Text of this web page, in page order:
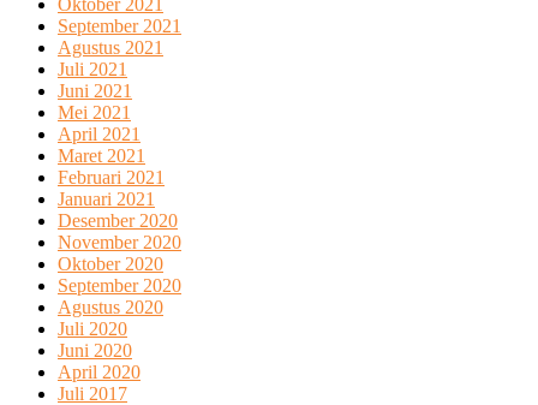
Oktober 2021
September 2021
Agustus 2021
Juli 2021
Juni 2021
Mei 2021
April 2021
Maret 2021
Februari 2021
Januari 2021
Desember 2020
November 2020
Oktober 2020
September 2020
Agustus 2020
Juli 2020
Juni 2020
April 2020
Juli 2017